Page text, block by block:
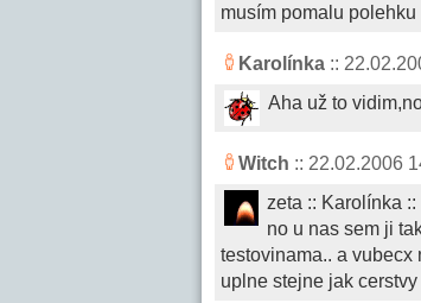
musím pomalu polehku
Karolínka ::
Aha už to
Witch :: 22.02.2006
zeta :: Karolínka ::
no u nas sem ji
testovinama.. a vubecx
uplne stejne jak cerstvy